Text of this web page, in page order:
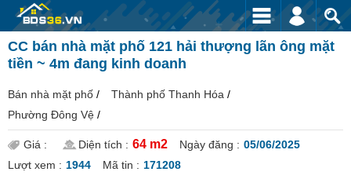
CC bán nhà mặt phố 121 hải thượng lãn ông mặt
tiền ~ 4m đang kinh doanh
Bán nhà mặt phố / Thành phố Thanh Hóa /
Phường Đông Vệ /
Giá : Diện tích : 64 m2 Ngày đăng : 05/06/2025
Lượt xem : 1944 Mã tin : 171208